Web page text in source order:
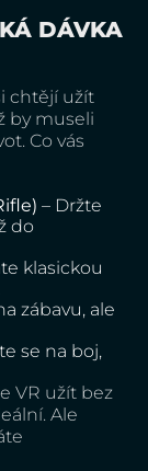
DÁVKA
chtějí užít
by museli
Co vás
– Držte
do
klasickou
zábavu, ale
se na boj,
VR užít bez
Ale